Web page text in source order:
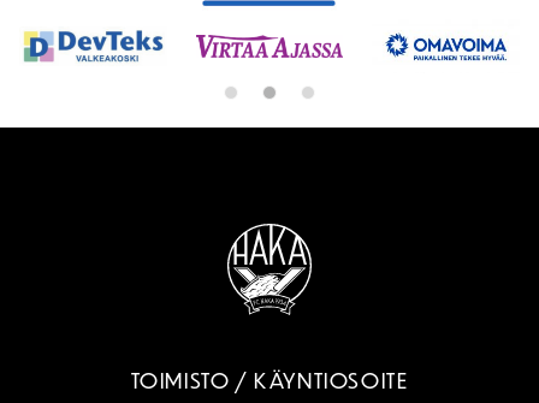
TOIMISTO / KÄYNTIOSOITE